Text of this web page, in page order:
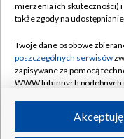
Naziemna
Rada Programowa
System NOS
Informacje o
Program dla prasy
mierzenia ich skuteczności)
także zgody na
Twoje dane osobowe
poszczególnych serwisów
zapisywane za pomocą
WWW lub innych
ruchu w Internecie.